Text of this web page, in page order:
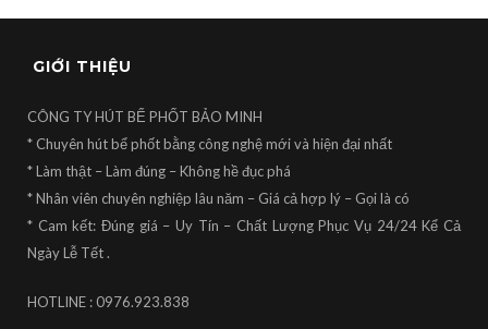
GIỚI THIỆU
CÔNG TY HÚT BỂ PHỐT BẢO MINH
* Chuyên hút bể phốt bằng công nghệ mới và hiện đại nhất
* Làm thật – Làm đúng – Không hề đục phá
* Nhân viên chuyên nghiệp lâu năm – Giá cả hợp lý – Gọi là có
* Cam kết: Đúng giá – Uy Tín – Chất Lượng Phục Vụ 24/24 Kể Cả
Ngày Lễ Tết .
HOTLINE : 0976.923.838